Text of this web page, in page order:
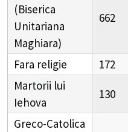
(Biserica
Unitariana
Maghiara)
662
Fara religie 172
Martorii lui
Iehova
130
Greco-Catolica